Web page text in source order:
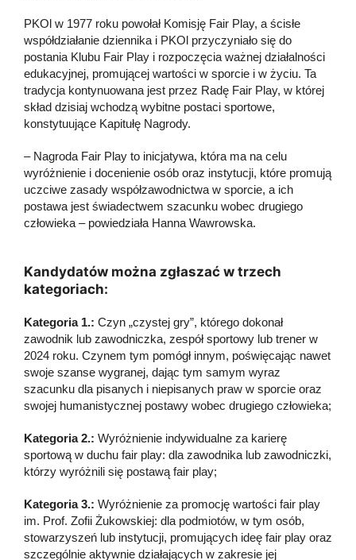
PKOl w 1977 roku powołał Komisję Fair Play, a ścisłe
współdziałanie dziennika i PKOl przyczyniało się do
postania Klubu Fair Play i rozpoczęcia ważnej działalności
edukacyjnej, promującej wartości w sporcie i w życiu. Ta
tradycja kontynuowana jest przez Radę Fair Play, w której
skład dzisiaj wchodzą wybitne postaci sportowe,
konstytuujące Kapitułę Nagrody.
– Nagroda Fair Play to inicjatywa, która ma na celu
wyróżnienie i docenienie osób oraz instytucji, które promują
uczciwe zasady współzawodnictwa w sporcie, a ich
postawa jest świadectwem szacunku wobec drugiego
człowieka – powiedziała Hanna Wawrowska.
Kandydatów można zgłaszać w trzech
kategoriach:
Kategoria 1.: Czyn „czystej gry”, którego dokonał
zawodnik lub zawodniczka, zespół sportowy lub trener w
2024 roku. Czynem tym pomógł innym, poświęcając nawet
swoje szanse wygranej, dając tym samym wyraz
szacunku dla pisanych i niepisanych praw w sporcie oraz
swojej humanistycznej postawy wobec drugiego człowieka;
Kategoria 2.: Wyróżnienie indywidualne za karierę
sportową w duchu fair play: dla zawodnika lub zawodniczki,
którzy wyróżnili się postawą fair play;
Kategoria 3.: Wyróżnienie za promocję wartości fair play
im. Prof. Zofii Żukowskiej: dla podmiotów, w tym osób,
stowarzyszeń lub instytucji, promujących ideę fair play oraz
szczególnie aktywnie działających w zakresie jej